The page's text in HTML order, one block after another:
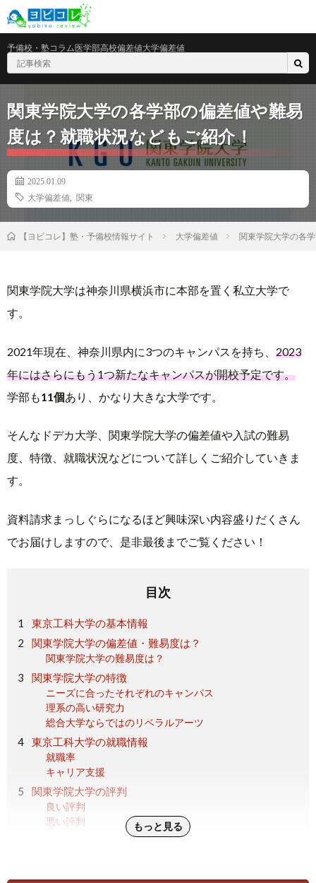
予備校・塾コラム医学部高校偏差値大学偏差値
関東学院大学の各学部の偏差値や難易
度は？就職状況などもご紹介！
2025.01.09
大学偏差値
関東
【ヨビコレ】塾・予備校情報サイト 大学偏差値 関東学院大学の各
関東学院大学は神奈川県横浜市に本部を置く私立大学で
す。
2021年現在、神奈川県内に3つのキャンパスを持ち、 2023
年にはさらにもう1つ新たなキャンパスが開校予定です。
学部も11個あり、かなり大きな大学です。
そんなドデカ大学、関東学院大学の偏差値や入試の難易
度、特徴、就職状況などについて詳しくご紹介していきま
す。
資料請求まっしぐらになるほど興味深い内容盛りだくさん
でお届けしますので、是非最後までご覧ください！
目次
東京工科大学の基本情報
関東学院大学の偏差値・難易度は？
関東学院大学の難易度は？
関東学院大学の特徴
ニーズに合ったそれぞれのキャンパス
理系の高い研究力
総合大学ならではのリベラルアーツ
東京工科大学の就職情報
就職率
キャリア支援
関東学院大学の評判
良い評判
悪い評判
関東学院大学の偏差値・難易度とは|まとめ
もっと見る